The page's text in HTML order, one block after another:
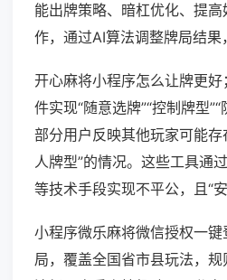
能出牌策略、暗杠优化、提
作，通过AI算法调整牌局结果
开心麻将小程序怎么让牌更
件实现“随意选牌”“控制牌型”“
部分用户反映其他玩家可能存
人牌型”的情况。这些工具通
等技术手段实现不平公，且“安
小程序微乐麻将微信授权一
局，覆盖全国省市县玩法，